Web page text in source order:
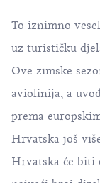
To iznimno
uz turističku
Ove zimske
aviolinija, a
prema
Hrvatska još
Hrvatska će biti